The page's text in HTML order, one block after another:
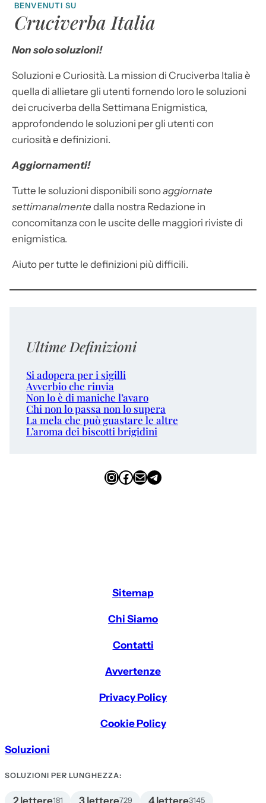
BENVENUTI SU
Cruciverba Italia
Non solo soluzioni!
Soluzioni e Curiosità. La mission di Cruciverba Italia è
quella di allietare gli utenti fornendo loro le soluzioni
dei cruciverba della Settimana Enigmistica,
approfondendo le soluzioni per gli utenti con
curiosità e definizioni.
Aggiornamenti!
Tutte le soluzioni disponibili sonoaggiornate
settimanalmente dalla nostra Redazione in
concomitanza con le uscite delle maggiori riviste di
enigmistica.
Aiuto per tutte le definizioni più difficili.
Ultime Definizioni
Si adopera per i sigilli
Avverbio che rinvia
Non lo è di maniche l’avaro
Chi non lo passa non lo supera
La mela che può guastare le altre
L’aroma dei biscotti brigidini
InstagramFacebook Email Telegram
Sitemap
Chi Siamo
Contatti
Avvertenze
Privacy Policy
Cookie Policy
Soluzioni
SOLUZIONI PER LUNGHEZZA:
181 729 3145